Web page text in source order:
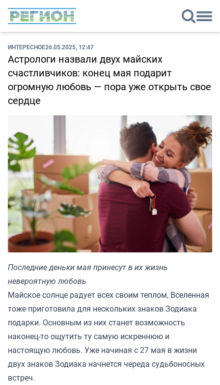
ИНТЕРЕСНОЕ26.05.2025, 12:47
Астрологи назвали двух майских
счастливчиков: конец мая подарит
огромную любовь — пора уже открыть свое
сердце
Последние деньки мая принесут в их жизнь
невероятную любовь
Майское солнце радует всех своим теплом, Вселенная
тоже приготовила для нескольких знаков Зодиака
подарки. Основным из них станет возможность
наконец-то ощутить ту самую искреннюю и
настоящую любовь. Уже начиная с 27 мая в жизни
двух знаков Зодиака начнется череда судьбоносных
встреч.